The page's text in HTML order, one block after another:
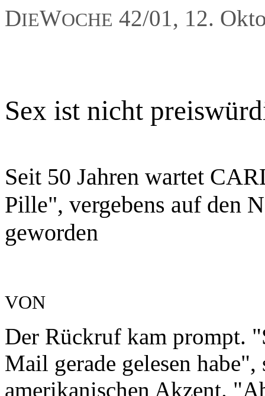
DIEWOCHE 42/01, 12.
Sex ist nicht
Seit 50 Jahren wartet
Pille", vergebens auf den
geworden
VON
Der Rückruf kam prompt.
Mail gerade gelesen
amerikanischen Akzent.